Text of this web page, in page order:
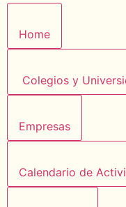
Home
Colegios y
Empresas
Calendario de